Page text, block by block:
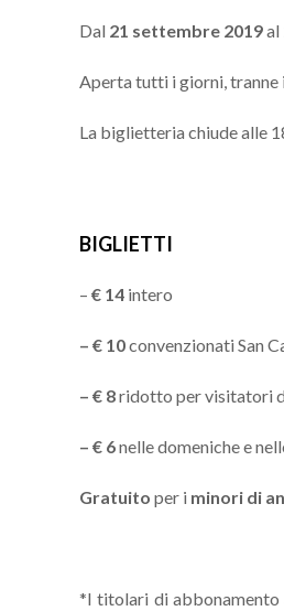
Dal 21 settembre 2019al
Aperta tutti i giorni, tranne
La biglietteria chiude alle
BIGLIETTI
– € 14 intero
– € 10convenzionati San
– € 8ridotto per visitatori
– € 6nelle domeniche e
Gratuito per i minori di
*I titolari di abbonamento